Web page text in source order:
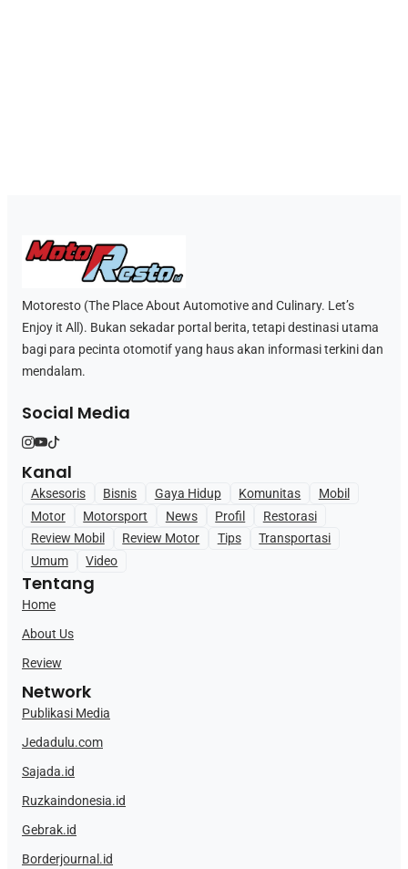
Motoresto (The Place About Automotive and Culinary. Let’s
Enjoy it All). Bukan sekadar portal berita, tetapi destinasi utama
bagi para pecinta otomotif yang haus akan informasi terkini dan
mendalam.
Social Media
Kanal
Aksesoris Bisnis Gaya Hidup Komunitas
Mobil
Motor
Motorsport News Profil
Restorasi
Review Mobil
Review Motor Tips
Transportasi
Umum
Video
Tentang
Home
About Us
Review
Network
Publikasi Media
Jedadulu.com
Sajada.id
Ruzkaindonesia.id
Gebrak.id
Borderjournal.id